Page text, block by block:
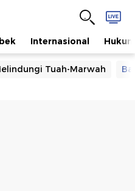
Internasional Hukum
Tuah-Marwah